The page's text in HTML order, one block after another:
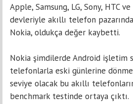
Apple, Samsung, LG, Sony, HTC
devleriyle akıllı telefon
Nokia, oldukça değer kaybetti.
Nokia şimdilerde Android işletim
telefonlarla eski günlerine
seviye olacak bu akıllı
benchmark testinde ortaya çıktı.